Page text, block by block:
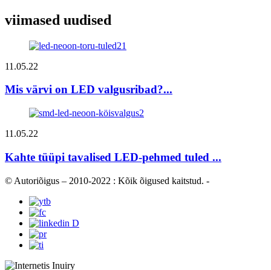
viimased uudised
11.05.22
Mis värvi on LED valgusribad?...
11.05.22
Kahte tüüpi tavalised LED-pehmed tuled ...
© Autoriõigus – 2010-2022 : Kõik õigused kaitstud. -